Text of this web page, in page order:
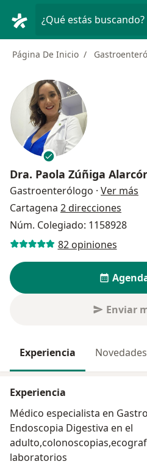
¿Qué estás buscando?
Página De Inicio
Dra. Paola Zúñiga
Gastroenterólogo · Ver más
Cartagena 2 direcciones
Núm. Colegiado: 1158928
82 opiniones
Enviar
Experiencia Novedades
Experiencia
Médico especialista en
Endoscopia Digestiva en el
laboratorios